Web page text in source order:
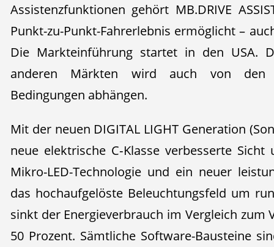
Assistenzfunktionen gehört MB.DRIVE
Punkt-zu-Punkt-Fahrerlebnis ermöglicht –
Die Markteinführung startet in den USA.
anderen Märkten wird auch von den
Bedingungen abhängen.
Mit der neuen DIGITAL LIGHT Generation
neue elektrische C‑Klasse verbesserte
Mikro-LED-Technologie und ein neuer
das hochaufgelöste Beleuchtungsfeld um
sinkt der Energieverbrauch im Vergleich zum
50 Prozent. Sämtliche Software-Bausteine